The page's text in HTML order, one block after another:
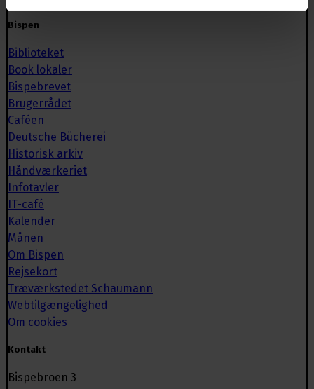
Bispen
Biblioteket
Book lokaler
Bispebrevet
Brugerrådet
Caféen
Deutsche Bücherei
Historisk arkiv
Håndværkeriet
Infotavler
IT-café
Kalender
Månen
Om Bispen
Rejsekort
Træværkstedet Schaumann
Webtilgængelighed
Om cookies
Kontakt
Bispebroen 3